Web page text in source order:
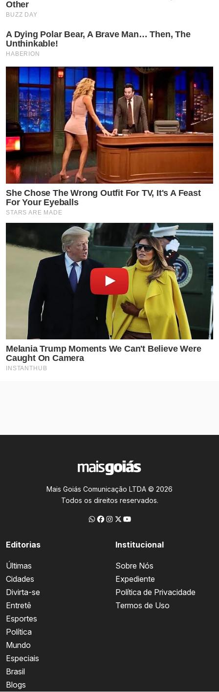
Mais Goiás Comunicação LTDA © 2026
Todos os direitos reservados.
Editorias
Últimas
Cidades
Divirta-se
Entretê
Esportes
Política
Mundo
Especiais
Brasil
Blogs
Institucional
Sobre Nós
Expediente
Política de Privacidade
Termos de Uso